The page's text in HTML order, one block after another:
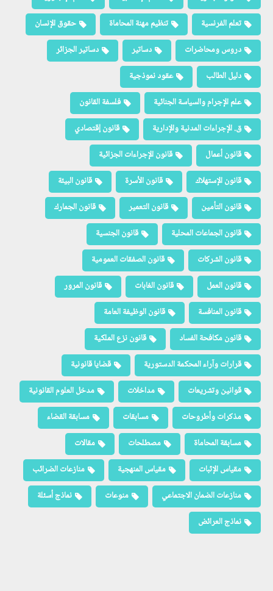
تعلم الفرنسية
تنظيم مهنة المحاماة
حقوق الإنسان
دروس ومحاضرات
دساتير
دساتير الجزائر
دليل الطالب
عقود نموذجية
علم الإجرام والسياسة الجنائية
فلسفة القانون
ق. الإجراءات المدنية والإدارية
قانون إقتصادي
قانون أعمال
قانون الإجراءات الجزائية
قانون الإستهلاك
قانون الأسرة
قانون البيئة
قانون التأمين
قانون التعمير
قانون الجمارك
قانون الجماعات المحلية
قانون الجنسية
قانون الشركات
قانون الصفقات العمومية
قانون العمل
قانون الغابات
قانون المرور
قانون المنافسة
قانون الوظيفة العامة
قانون مكافحة الفساد
قانون نزع الملكية
قرارات وآراء المحكمة الدستورية
قضايا قانونية
قوانين وتشريعات
مداخلات
مدخل العلوم القانونية
مذكرات وأطروحات
مسابقات
مسابقة القضاء
مسابقة المحاماة
مصطلحات
مقالات
مقياس الإثبات
مقياس المنهجية
منازعات الضرائب
منازعات الضمان الاجتماعي
منوعات
نماذج أسئلة
نماذج العرائض